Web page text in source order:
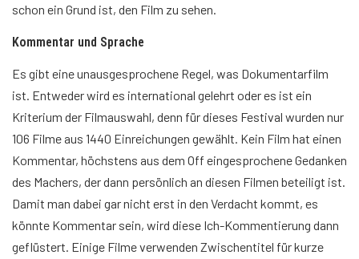
schon ein Grund ist, den Film zu sehen.
Kommentar und Sprache
Es gibt eine unausgesprochene Regel, was Dokumentarfilm
ist. Entweder wird es international gelehrt oder es ist ein
Kriterium der Filmauswahl, denn für dieses Festival wurden nur
106 Filme aus 1440 Einreichungen gewählt. Kein Film hat einen
Kommentar, höchstens aus dem Off eingesprochene Gedanken
des Machers, der dann persönlich an diesen Filmen beteiligt ist.
Damit man dabei gar nicht erst in den Verdacht kommt, es
könnte Kommentar sein, wird diese Ich-Kommentierung dann
geflüstert. Einige Filme verwenden Zwischentitel für kurze